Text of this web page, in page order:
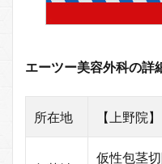
エーツー美容外科の詳
所在地 【上野院】
仮性包茎